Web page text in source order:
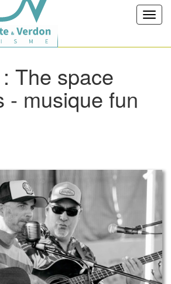
The space
- musique fun